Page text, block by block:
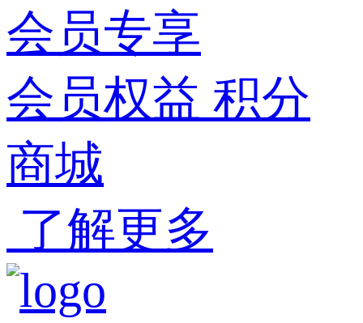
会员专享
会员权益 积分
商城
了解更多